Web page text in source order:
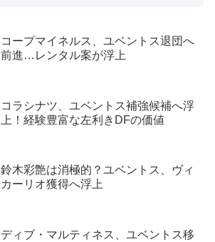
コープマイネルス、ユベントス退団へ
前進…レンタル案が浮上
コラシナツ、ユベントス補強候補へ浮
上！経験豊富な左利きDFの価値
鈴木彩艶は消極的？ユベントス、ヴィ
カーリオ獲得へ浮上
ディブ・マルティネス、ユベントス移